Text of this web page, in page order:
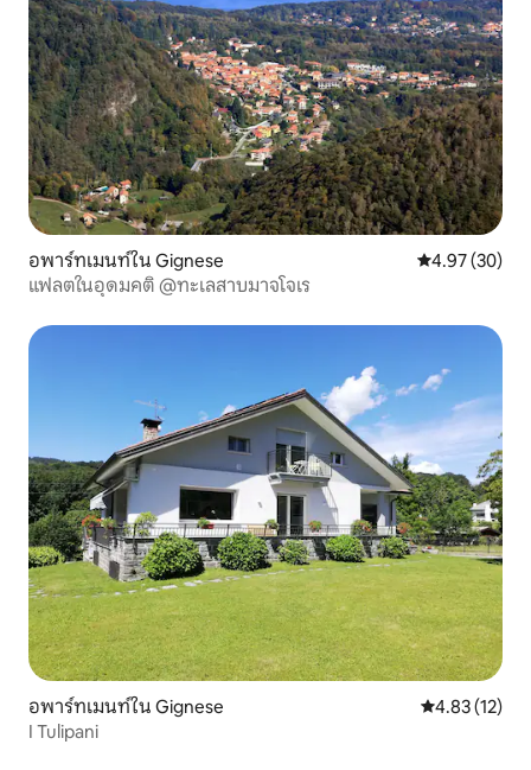
อพาร์ทเมนท์ใน Gignese คะแนนเฉลี่ย
4.97 (30)
แฟลตในอุดมคติ @ทะเลสาบมาจโจเร
อพาร์ทเมนท์ใน Gignese คะแนนเฉลี่ย
4.83 (12)
I Tulipani